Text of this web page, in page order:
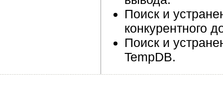
Поиск и
конкурентного
Поиск и
TempDB.